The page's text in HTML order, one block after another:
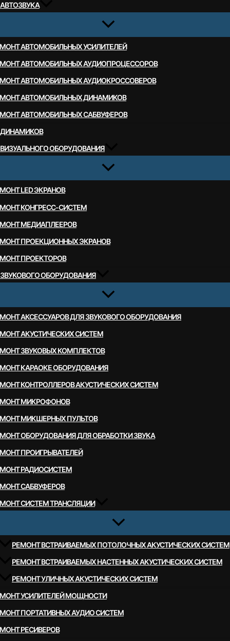
АВТОМОБИЛЬНЫХ УСИЛИТЕЛЕЙ
АВТОМОБИЛЬНЫХ АУДИОПРОЦЕССОРОВ
АВТОМОБИЛЬНЫХ АУДИОКРОССОВЕРОВ
АВТОМОБИЛЬНЫХ ДИНАМИКОВ
АВТОМОБИЛЬНЫХ САБВУФЕРОВ
ОБОРУДОВАНИЯ
LED ЭКРАНОВ
КОНГРЕСС-СИСТЕМ
МЕДИАПЛЕЕРОВ
ПРОЕКЦИОННЫХ ЭКРАНОВ
ПРОЕКТОРОВ
ОБОРУДОВАНИЯ
АКСЕССУАРОВ ДЛЯ ЗВУКОВОГО ОБОРУДОВАНИЯ
АКУСТИЧЕСКИХ СИСТЕМ
ЗВУКОВЫХ КОМПЛЕКТОВ
КАРАОКЕ ОБОРУДОВАНИЯ
КОНТРОЛЛЕРОВ АКУСТИЧЕСКИХ СИСТЕМ
МИКРОФОНОВ
МИКШЕРНЫХ ПУЛЬТОВ
ОБОРУДОВАНИЯ ДЛЯ ОБРАБОТКИ ЗВУКА
ПРОИГРЫВАТЕЛЕЙ
РАДИОСИСТЕМ
САБВУФЕРОВ
СИСТЕМ ТРАНСЛЯЦИИ
РЕМОНТ ВСТРАИВАЕМЫХ ПОТОЛОЧНЫХ АКУСТИЧЕСКИХ СИСТЕМ
РЕМОНТ ВСТРАИВАЕМЫХ НАСТЕННЫХ АКУСТИЧЕСКИХ СИСТЕМ
РЕМОНТ УЛИЧНЫХ АКУСТИЧЕСКИХ СИСТЕМ
УСИЛИТЕЛЕЙ МОЩНОСТИ
ПОРТАТИВНЫХ АУДИО СИСТЕМ
РЕСИВЕРОВ